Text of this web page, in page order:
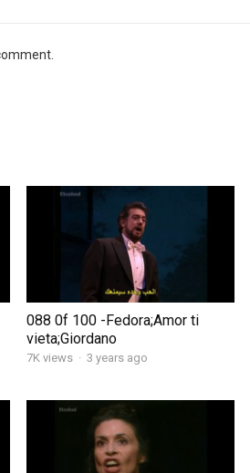
088 0f 100 -Fedora;Amor ti
vieta;Giordano
7K views · 3 years ago